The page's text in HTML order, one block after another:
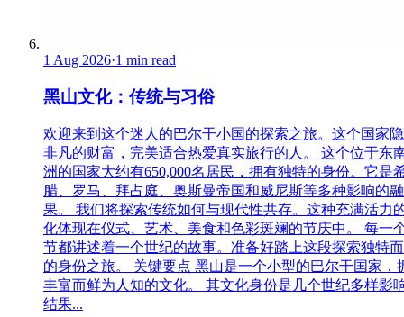
1 Aug 2026·1 min read
黑山文化：传统与习俗
欢迎来到这个迷人的巴尔干小国的探索之旅。这个国家
非凡的财富，完美适合热爱真实旅行的人。 这个位于东
洲的国家大约有650,000名居民，拥有独特的身份。它是
腊、罗马、拜占庭、奥斯曼帝国和威尼斯等多种影响的
果。 我们将探索传统如何与现代性共存。这种充满活力
化体现在仪式、艺术、美食和色彩斑斓的节庆中。 每一
节都讲述着一个世纪的故事。准备好踏上这段探索独特
的身份之旅。 关键要点 黑山是一个小型的巴尔干国家，
丰富而鲜为人知的文化。 其文化身份是几个世纪多样影
结果...